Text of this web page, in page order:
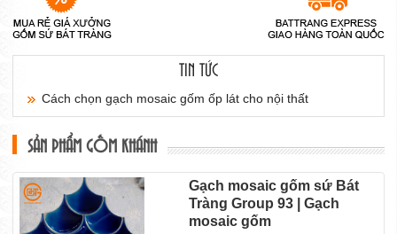
TIN TỨC
Cách chọn gạch mosaic gốm ốp lát cho nội thất
sàn...
Cách chọn gạch mosaic gốm cho bể bơi, cho
phòng...
SẢN PHẨM GỐM KHÁNH
Gạch mosaic gốm sứ Bát
Tràng Group 93 | Gạch
mosaic gốm